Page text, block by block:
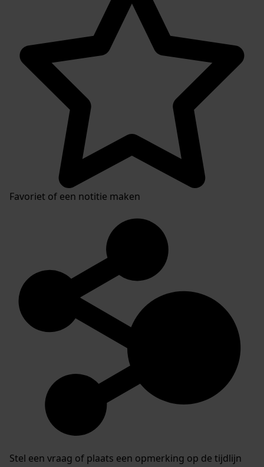
Favoriet of een notitie maken
Stel een vraag of plaats een opmerking op de tijdlijn